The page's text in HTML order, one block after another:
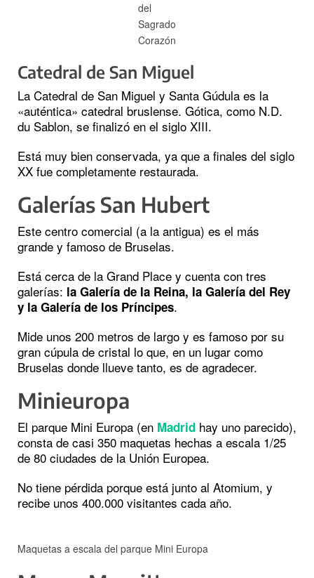
del
Sagrado
Corazón
Catedral de San Miguel
La Catedral de San Miguel y Santa Gúdula es la
«auténtica» catedral bruslense. Gótica, como N.D.
du Sablon, se finalizó en el siglo XIII.
Está muy bien conservada, ya que a finales del siglo
XX fue completamente restaurada.
Galerías San Hubert
Este centro comercial (a la antigua) es el más
grande y famoso de Bruselas.
Está cerca de la Grand Place y cuenta con tres
galerías: la Galería de la Reina, la Galería del Rey
y la Galería de los Príncipes.
Mide unos 200 metros de largo y es famoso por su
gran cúpula de cristal lo que, en un lugar como
Bruselas donde llueve tanto, es de agradecer.
Minieuropa
El parque Mini Europa (en Madrid hay uno parecido),
consta de casi 350 maquetas hechas a escala 1/25
de 80 ciudades de la Unión Europea.
No tiene pérdida porque está junto al Atomium, y
recibe unos 400.000 visitantes cada año.
Maquetas a escala del parque Mini Europa